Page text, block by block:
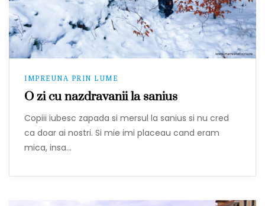
IMPREUNA PRIN LUME
O zi cu nazdravanii la sanius
Copiii iubesc zapada si mersul la sanius si nu cred
ca doar ai nostri. Si mie imi placeau cand eram
mica, insa…